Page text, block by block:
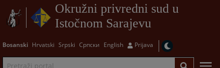
Okružni privredni sud u
Istočnom Sarajevu
Bosanski Hrvatski Srpski Српски English Prijava